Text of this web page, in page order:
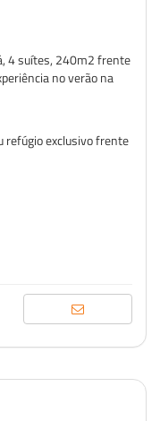
4 suítes, 240m2 frente
no verão na
refúgio exclusivo frente